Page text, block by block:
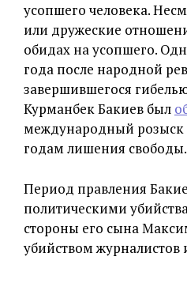
усопшего человека.
или дружеские
обидах на усопшего.
года после народной
завершившегося
Курманбек Бакиев был
международный розыск
годам лишения свободы.
Период правления
политическими
стороны его сына
убийством журналистов